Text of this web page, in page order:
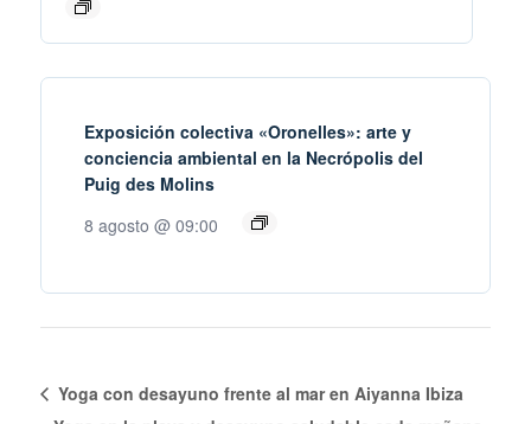
Exposición colectiva «Oronelles»: arte y
conciencia ambiental en la Necrópolis del
Puig des Molins
8 agosto @ 09:00
Yoga con desayuno frente al mar en Aiyanna Ibiza